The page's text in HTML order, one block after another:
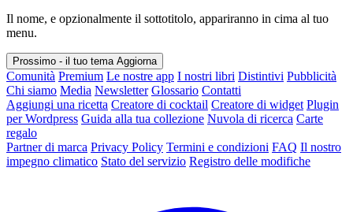
Il nome, e opzionalmente il sottotitolo, appariranno in cima al tuo
menu.
Prossimo - il tuo tema Aggiorna
Comunità Premium Le nostre app I nostri libri Distintivi Pubblicità
Chi siamo Media Newsletter Glossario Contatti
Aggiungi una ricetta Creatore di cocktail Creatore di widget Plugin
per Wordpress Guida alla tua collezione Nuvola di ricerca Carte
regalo
Partner di marca Privacy Policy Termini e condizioni FAQ Il nostro
impegno climatico Stato del servizio Registro delle modifiche